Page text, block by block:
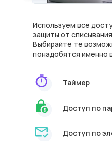
Используем все
защиты от
Выбирайте те
понадобятся именно
Таймер
Доступ по
Доступ по